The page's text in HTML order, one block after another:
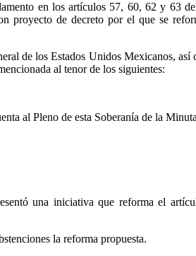
en los artículos 57, 60, 62 y 63
proyecto de decreto por el que se
de los Estados Unidos Mexicanos, así
al tenor de los siguientes:
al Pleno de esta Soberanía de la
una iniciativa que reforma el
la reforma propuesta.